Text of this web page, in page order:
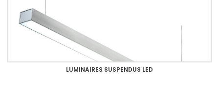
LUMINAIRES SUSPENDUS LED